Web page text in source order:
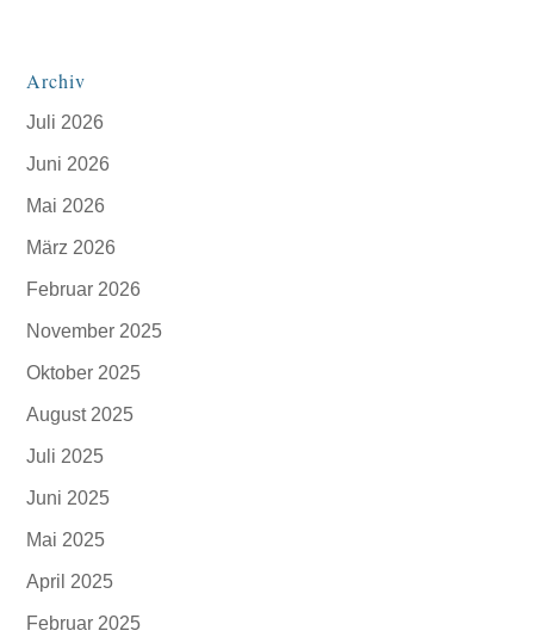
Archiv
Juli 2026
Juni 2026
Mai 2026
März 2026
Februar 2026
November 2025
Oktober 2025
August 2025
Juli 2025
Juni 2025
Mai 2025
April 2025
Februar 2025